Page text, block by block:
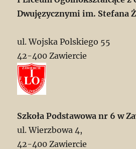
Dwujęzycznymi im. Stefana
ul. Wojska Polskiego 55
42-400 Zawiercie
Szkoła Podstawowa nr 6 w
ul. Wierzbowa 4,
42-400 Zawiercie